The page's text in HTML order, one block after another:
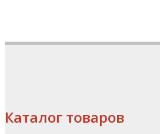
Каталог товаров